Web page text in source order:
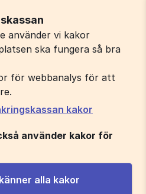
använder vi kakor
ska fungera så bra
för webbanalys för att
kakor
använder kakor för
alla kakor